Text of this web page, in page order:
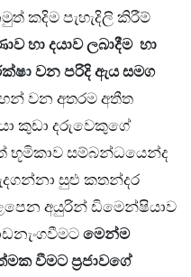
කදිම පැහැදිලි කිරීම්
හා දයාව ලබාදීම හා
වන පරිදි ඇය සමග
වන අතරම අතීත
කුඩා දරුවෙකුගේ
භූමිකාව සම්බන්ධයෙන්ද
සුළු කතන්දර
අයුරින් ඩිමෙන්ෂියාව
මෙන්ම
වීමට ප්‍රජාවගේ